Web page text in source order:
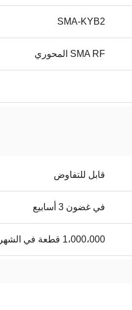
SMA-KYB2
SMA RF المحوري
قابل للتفاوض
في غضون 3 أسابيع
1،000،000 قطعة في الشهر